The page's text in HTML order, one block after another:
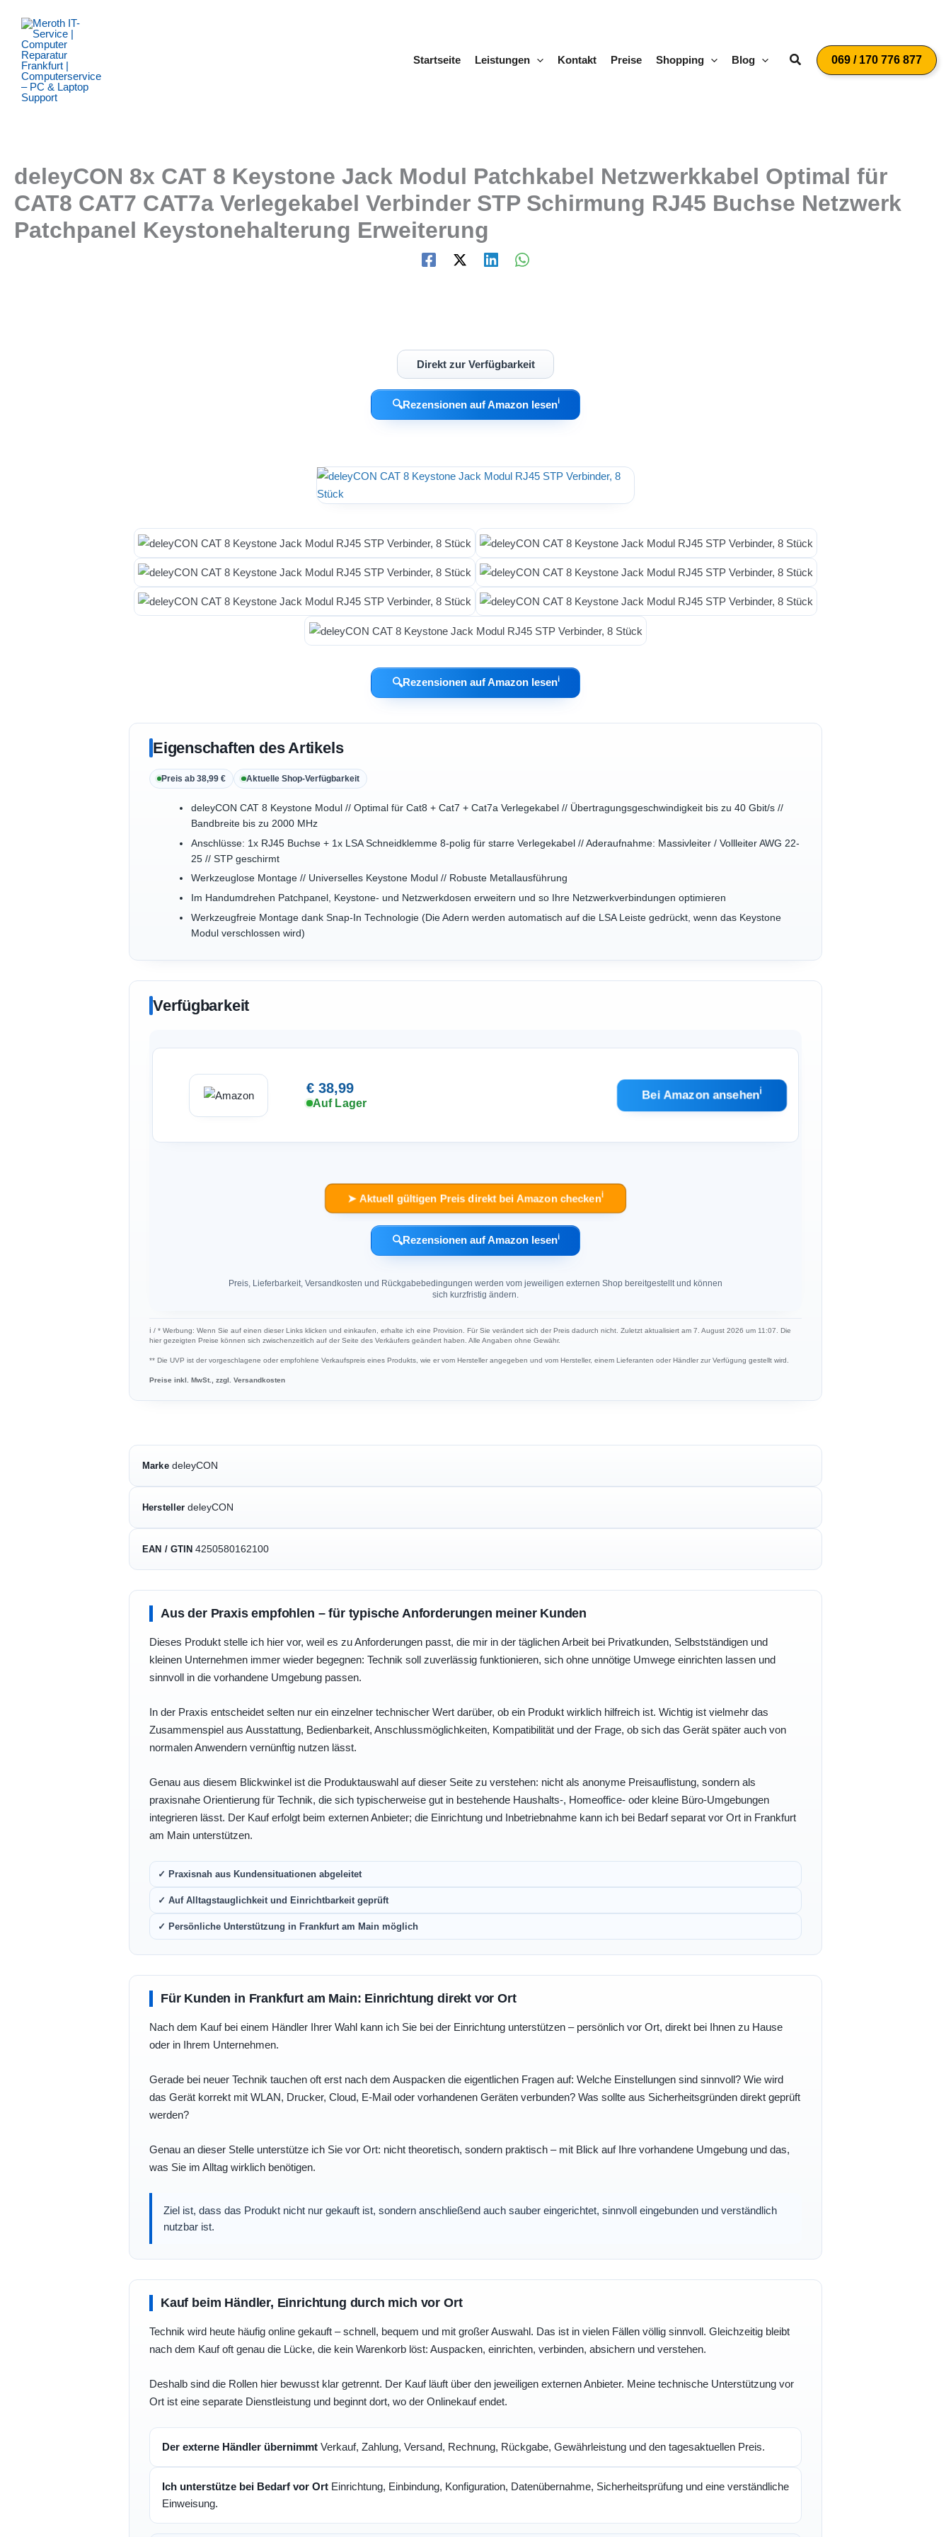
Inhalt
springen
Startseite
Leistungen Kontakt Preise Shopping Blog Suchen069 / 170 776 877
deleyCON 8x CAT 8 Keystone Jack Modul Patchkabel Netzwerkkabel Optimal für
CAT8 CAT7 CAT7a Verlegekabel Verbinder STP Schirmung RJ45 Buchse Netzwerk
Patchpanel Keystonehalterung Erweiterung
Direkt zur Verfügbarkeit
🔍Rezensionen auf Amazon lesenℹ︎
🔍Rezensionen auf Amazon lesenℹ︎
Eigenschaften des Artikels
Preis ab 38,99 € Aktuelle Shop-Verfügbarkeit
deleyCON CAT 8 Keystone Modul // Optimal für Cat8 + Cat7 + Cat7a Verlegekabel // Übertragungsgeschwindigkeit bis zu 40 Gbit/s //
Bandbreite bis zu 2000 MHz
Anschlüsse: 1x RJ45 Buchse + 1x LSA Schneidklemme 8-polig für starre Verlegekabel // Aderaufnahme: Massivleiter / Vollleiter AWG 22-
25 // STP geschirmt
Werkzeuglose Montage // Universelles Keystone Modul // Robuste Metallausführung
Im Handumdrehen Patchpanel, Keystone- und Netzwerkdosen erweitern und so Ihre Netzwerkverbindungen optimieren
Werkzeugfreie Montage dank Snap-In Technologie (Die Adern werden automatisch auf die LSA Leiste gedrückt, wenn das Keystone
Modul verschlossen wird)
Verfügbarkeit
€ 38,99
Auf Lager
Bei Amazon ansehenℹ︎
➤ Aktuell gültigen Preis direkt bei Amazon checkenℹ︎
🔍Rezensionen auf Amazon lesenℹ︎
Preis, Lieferbarkeit, Versandkosten und Rückgabebedingungen werden vom jeweiligen externen Shop bereitgestellt und können
sich kurzfristig ändern.
ℹ︎ / * Werbung: Wenn Sie auf einen dieser Links klicken und einkaufen, erhalte ich eine Provision. Für Sie verändert sich der Preis dadurch nicht. Zuletzt aktualisiert am 7. August 2026 um 11:07. Die
hier gezeigten Preise können sich zwischenzeitlich auf der Seite des Verkäufers geändert haben. Alle Angaben ohne Gewähr.
** Die UVP ist der vorgeschlagene oder empfohlene Verkaufspreis eines Produkts, wie er vom Hersteller angegeben und vom Hersteller, einem Lieferanten oder Händler zur Verfügung gestellt wird.
Preise inkl. MwSt., zzgl. Versandkosten
Marke deleyCON
Hersteller deleyCON
EAN / GTIN 4250580162100
Aus der Praxis empfohlen – für typische Anforderungen meiner Kunden
Dieses Produkt stelle ich hier vor, weil es zu Anforderungen passt, die mir in der täglichen Arbeit bei Privatkunden, Selbstständigen und
kleinen Unternehmen immer wieder begegnen: Technik soll zuverlässig funktionieren, sich ohne unnötige Umwege einrichten lassen und
sinnvoll in die vorhandene Umgebung passen.
In der Praxis entscheidet selten nur ein einzelner technischer Wert darüber, ob ein Produkt wirklich hilfreich ist. Wichtig ist vielmehr das
Zusammenspiel aus Ausstattung, Bedienbarkeit, Anschlussmöglichkeiten, Kompatibilität und der Frage, ob sich das Gerät später auch von
normalen Anwendern vernünftig nutzen lässt.
Genau aus diesem Blickwinkel ist die Produktauswahl auf dieser Seite zu verstehen: nicht als anonyme Preisauflistung, sondern als
praxisnahe Orientierung für Technik, die sich typischerweise gut in bestehende Haushalts-, Homeoffice- oder kleine Büro-Umgebungen
integrieren lässt. Der Kauf erfolgt beim externen Anbieter; die Einrichtung und Inbetriebnahme kann ich bei Bedarf separat vor Ort in Frankfurt
am Main unterstützen.
✓ Praxisnah aus Kundensituationen abgeleitet
✓ Auf Alltagstauglichkeit und Einrichtbarkeit geprüft
✓ Persönliche Unterstützung in Frankfurt am Main möglich
Für Kunden in Frankfurt am Main: Einrichtung direkt vor Ort
Nach dem Kauf bei einem Händler Ihrer Wahl kann ich Sie bei der Einrichtung unterstützen – persönlich vor Ort, direkt bei Ihnen zu Hause
oder in Ihrem Unternehmen.
Gerade bei neuer Technik tauchen oft erst nach dem Auspacken die eigentlichen Fragen auf: Welche Einstellungen sind sinnvoll? Wie wird
das Gerät korrekt mit WLAN, Drucker, Cloud, E-Mail oder vorhandenen Geräten verbunden? Was sollte aus Sicherheitsgründen direkt geprüft
werden?
Genau an dieser Stelle unterstütze ich Sie vor Ort: nicht theoretisch, sondern praktisch – mit Blick auf Ihre vorhandene Umgebung und das,
was Sie im Alltag wirklich benötigen.
Ziel ist, dass das Produkt nicht nur gekauft ist, sondern anschließend auch sauber eingerichtet, sinnvoll eingebunden und verständlich
nutzbar ist.
Kauf beim Händler, Einrichtung durch mich vor Ort
Technik wird heute häufig online gekauft – schnell, bequem und mit großer Auswahl. Das ist in vielen Fällen völlig sinnvoll. Gleichzeitig bleibt
nach dem Kauf oft genau die Lücke, die kein Warenkorb löst: Auspacken, einrichten, verbinden, absichern und verstehen.
Deshalb sind die Rollen hier bewusst klar getrennt. Der Kauf läuft über den jeweiligen externen Anbieter. Meine technische Unterstützung vor
Ort ist eine separate Dienstleistung und beginnt dort, wo der Onlinekauf endet.
Der externe Händler übernimmt Verkauf, Zahlung, Versand, Rechnung, Rückgabe, Gewährleistung und den tagesaktuellen Preis.
Ich unterstütze bei Bedarf vor Ort Einrichtung, Einbindung, Konfiguration, Datenübernahme, Sicherheitsprüfung und eine verständliche
Einweisung.